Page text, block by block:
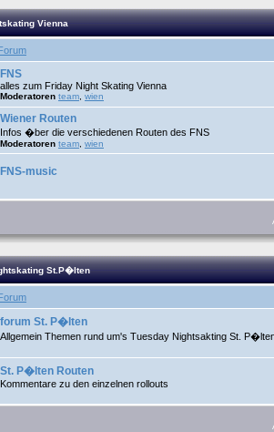
Vienna
FNS
alles zum Friday Night Skating Vienna
Moderatoren team wien
Wiener Routen
Infos �ber die verschiedenen Routen des FNS
Moderatoren team wien
FNS-music
St.P�lten
forum St. P�lten
Allgemein Themen rund um's Tuesday Nightsakting St.
St. P�lten Routen
Kommentare zu den einzelnen rollouts